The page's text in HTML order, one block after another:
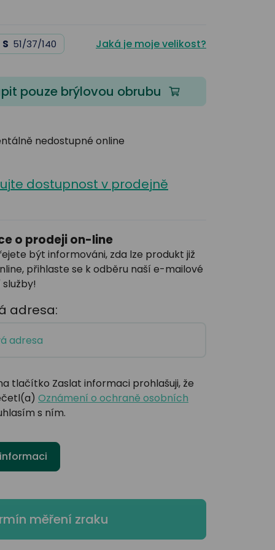
S 51/37/140 Jaká je moje velikost?
pouze brýlovou obrubu
nedostupné online
dostupnost v prodejně
o prodeji on-line
být informováni, zda lze produkt již
přihlaste se k odběru naší e-mailové
adresa:
tlačítko Zaslat informaci prohlašuji, že
Oznámení o ochraně osobních
s ním.
měření zraku